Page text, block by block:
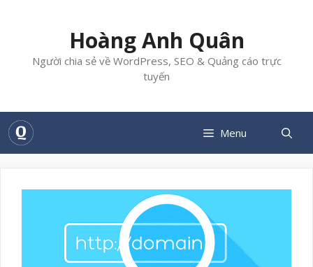
Hoàng Anh Quân
Người chia sẻ về WordPress, SEO & Quảng cáo trực
tuyến
Menu